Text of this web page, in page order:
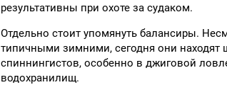
результативны при охоте за судаком.
Отдельно стоит упомянуть балансиры.
типичными зимними, сегодня они находят
спиннингистов, особенно в джиговой
водохранилищ.